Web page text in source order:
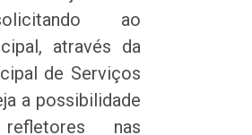
ao
através da
de Serviços
a possibilidade
nas